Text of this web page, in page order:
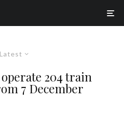
Latest
204 train
7 December